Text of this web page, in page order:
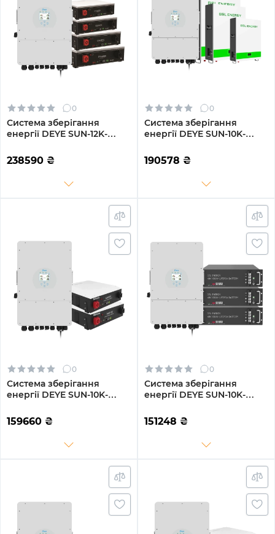
0
Система зберігання
енергії DEYE SUN-12K-
LFP-W 12000W 20.48kWh
4BAT LiFePO4 6000 циклів
238590 ₴
0
Система зберігання
енергії DEYE SUN-10K-
LFP-W 10kW 15.36kWh
3BAT LiFePO4 6500 циклів
190578 ₴
0
Система зберігання
енергії DEYE SUN-10K-
W 10kW 9.6kWh 2BAT
LiFePO4 6000 циклів
159660 ₴
0
Система зберігання
енергії DEYE SUN-10K-
10kW 9.6kWh 2BAT
LiFePO4 6500 циклів
151248 ₴